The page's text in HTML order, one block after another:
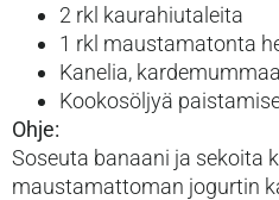
2 rkl kaurahiutaleita
1 rkl maustamatonta
Kanelia, kardemummaa
Kookosöljyä
Ohje:
Soseuta banaani ja sekoita
maustamattoman jogurtin